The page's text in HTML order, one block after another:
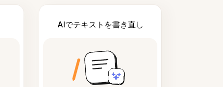
AIでテキストを書き直し